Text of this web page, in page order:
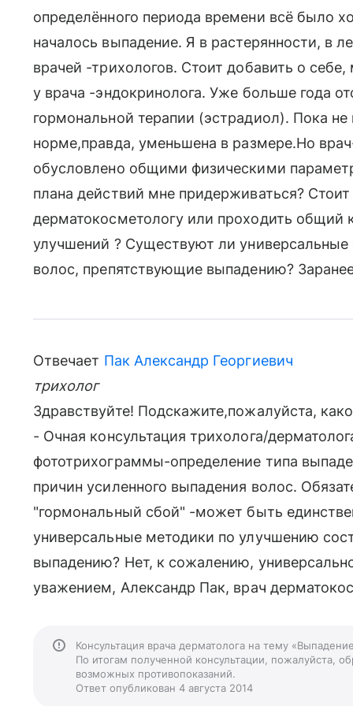
определённого периода времени всё было
началось выпадение. Я в растерянности, в
врачей -трихологов. Стоит добавить о
у врача -эндокринолога. Уже больше года
гормональной терапии (эстрадиол). Пока
норме,правда, уменьшена в размере.Но
обусловлено общими физическими
плана действий мне придерживаться?
дерматокосметологу или проходить общий
улучшений ? Существуют ли
волос, препятствующие выпадению?
Отвечает Пак Александр Георгиевич
трихолог
Здравствуйте! Подскажите,пожалуйста,
- Очная консультация трихолога/
фототрихограммы-определение типа
причин усиленного выпадения волос.
"гормональный сбой" -может быть
универсальные методики по улучшению
выпадению? Нет, к сожалению,
уважением, Александр Пак, врач
Консультация врача дерматолога на тему
По итогам полученной консультации, пожалуйста,
возможных противопоказаний.
Ответ опубликован 4 августа 2014